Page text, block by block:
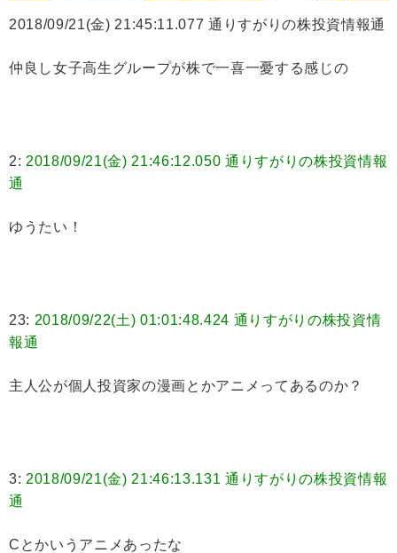
2018/09/21(金) 21:45:11.077 通りすがりの株投資情報通
仲良し女子高生グループが株で一喜一憂する感じの
2: 2018/09/21(金) 21:46:12.050 通りすがりの株投資情報
通
ゆうたい！
23: 2018/09/22(土) 01:01:48.424 通りすがりの株投資情
報通
主人公が個人投資家の漫画とかアニメってあるのか？
3: 2018/09/21(金) 21:46:13.131 通りすがりの株投資情報
通
Cとかいうアニメあったな